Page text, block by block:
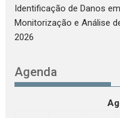
Identificação de Danos
Monitorização e Análise
2026
Agenda